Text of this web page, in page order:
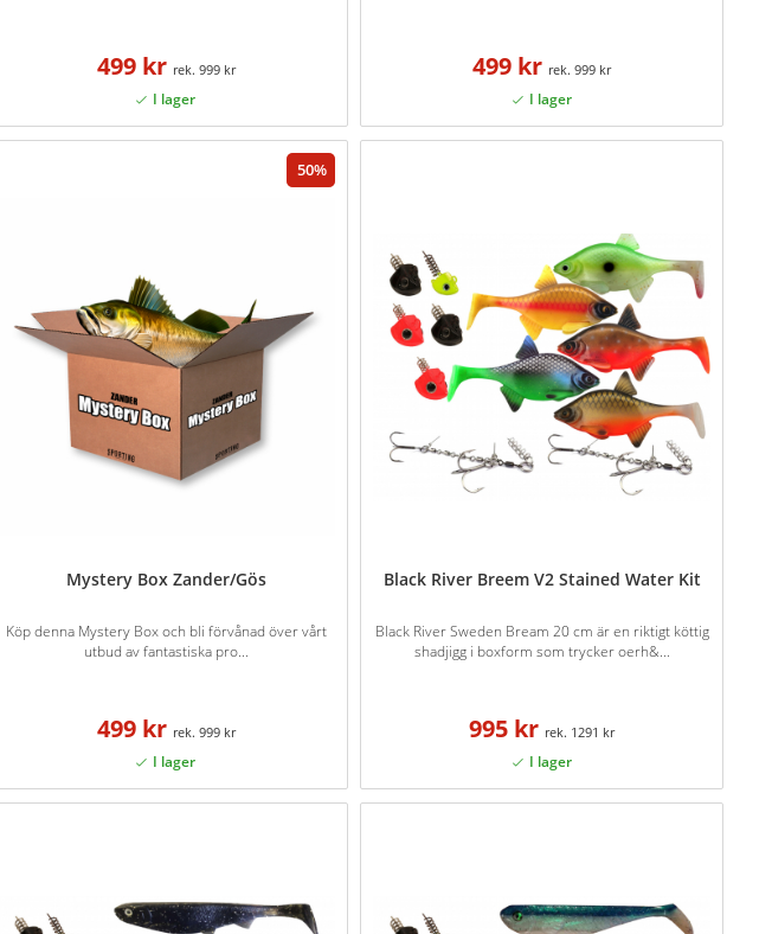
499 kr 999 kr 499 kr 999 kr
50
Mystery Box Zander/Gös
Köp denna Mystery Box och bli förvånad över vårt
utbud av fantastiska pro...
499 kr 999 kr
Black River Breem V2 Stained Water Kit
Black River Sweden Bream 20 cm är en riktigt köttig
shadjigg i boxform som trycker oerh&...
995 kr 1291 kr